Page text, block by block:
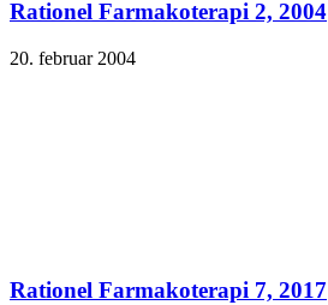
Rationel Farmakoterapi 2, 2004
20. februar 2004
Rationel Farmakoterapi 7, 2017